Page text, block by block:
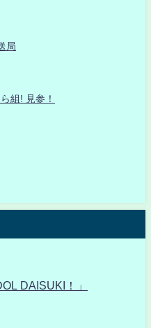
局
組! 見参！
DAISUKI！」